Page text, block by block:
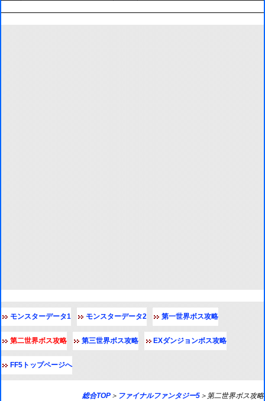
モンスターデータ1 モンスターデータ2 第一世界ボス攻略
第二世界ボス攻略 第三世界ボス攻略 EXダンジョンボス攻略
FF5トップページへ
総合TOP ＞ ファイナルファンタジー5 ＞第二世界ボス攻略